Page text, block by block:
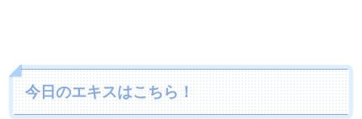
今日のエキスはこちら！